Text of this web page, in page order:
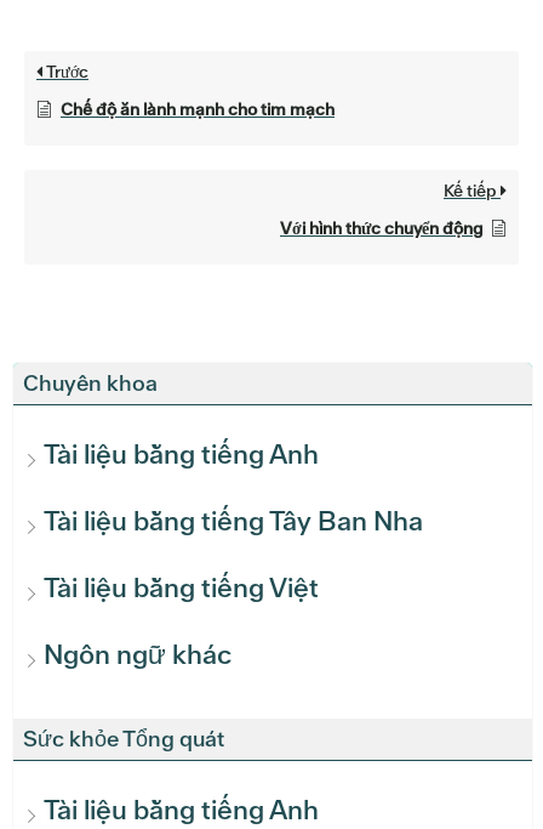
Chuyên khoa
Tài liệu bằng tiếng Anh
Tài liệu bằng tiếng Tây Ban Nha
Tài liệu bằng tiếng Việt
Ngôn ngữ khác
Sức khỏe Tổng quát
Tài liệu bằng tiếng Anh
Trước
Chế độ ăn lành mạnh cho tim mạch
Kế tiếp
Với hình thức chuyển động